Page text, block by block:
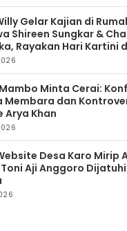
Gelar Kajian di
Shireen Sungkar &
Rayakan Hari Kartini
Minta Cerai:
Membara dan
Arya Khan
Desa Karo Mirip
Aji Anggoro